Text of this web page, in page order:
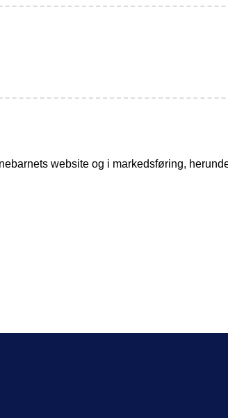
website og i markedsføring,